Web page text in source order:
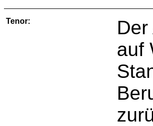
Tenor:
auf